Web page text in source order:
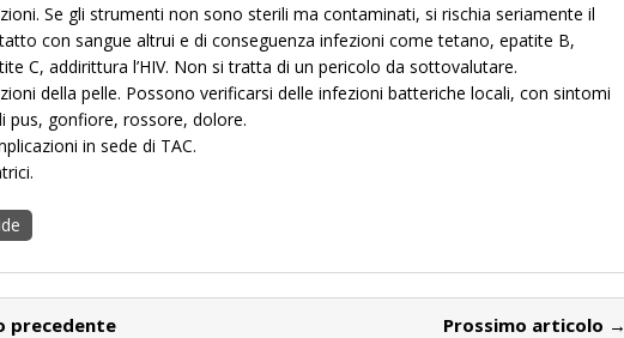
Se gli strumenti non sono sterili ma contaminati, si rischia seriamente il
con sangue altrui e di conseguenza infezioni come tetano, epatite B,
C, addirittura l’HIV. Non si tratta di un pericolo da sottovalutare.
della pelle. Possono verificarsi delle infezioni batteriche locali, con sintomi
pus, gonfiore, rossore, dolore.
in sede di TAC.
precedente Prossimo articolo →